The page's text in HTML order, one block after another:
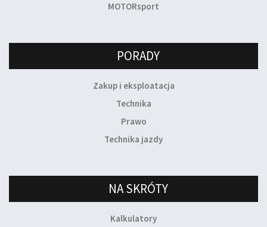
MOTORsport
PORADY
Zakup i eksploatacja
Technika
Prawo
Technika jazdy
NA SKRÓTY
Kalkulatory